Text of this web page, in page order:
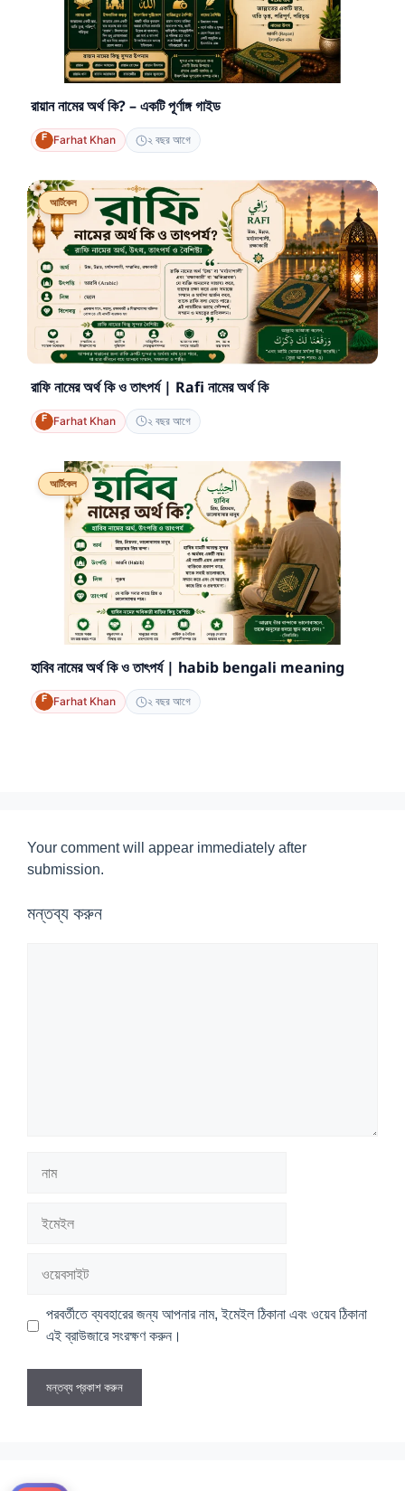
রায়ান নামের অর্থ কি? – একটি পূর্ণাঙ্গ গাইড
Farhat Khan ২ বছর আগে
আর্টিকেল
রাফি নামের অর্থ কি ও তাৎপর্য | Rafi নামের অর্থ কি
Farhat Khan ২ বছর আগে
আর্টিকেল
হাবিব নামের অর্থ কি ও তাৎপর্য | habib bengali meaning
Farhat Khan ২ বছর আগে
Your comment will appear immediately after
submission.
মন্তব্য করুন
পরবর্তীতে ব্যবহারের জন্য আপনার নাম, ইমেইল ঠিকানা এবং ওয়েব ঠিকানা
এই ব্রাউজারে সংরক্ষণ করুন।